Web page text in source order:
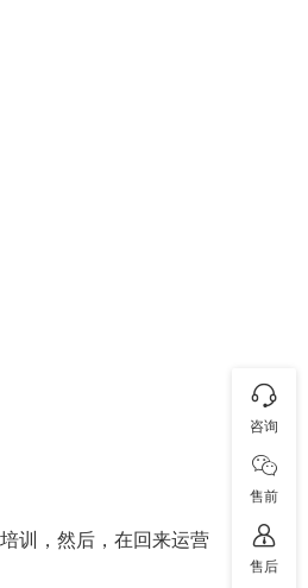
训，然后，在回来运营
咨询
售前
售后